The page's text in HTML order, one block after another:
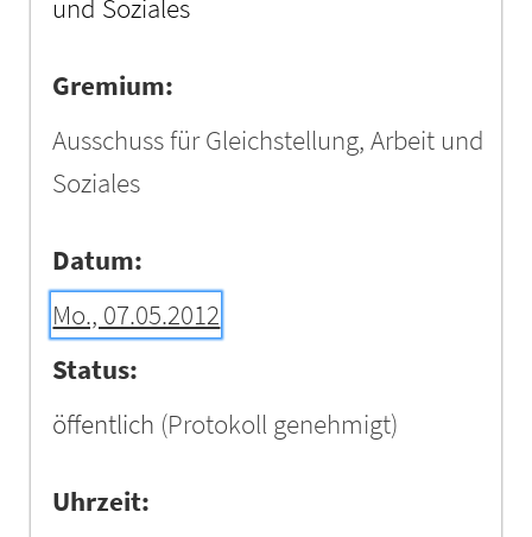
und Soziales
Gremium:
Ausschuss für Gleichstellung, Arbeit und
Soziales
Datum:
Mo., 07.05.2012
Status:
öffentlich (Protokoll genehmigt)
Uhrzeit: